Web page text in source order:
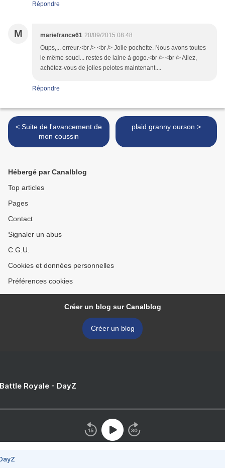
Répondre
M mariefrance61 20/09/2015 08:48
Oups,... erreur.<br /> <br /> Jolie pochette. Nous avons toutes
le même souci... restes de laine à gogo.<br /> <br /> Allez,
achètez-vous de jolies pelotes maintenant....
Répondre
< Suite de l'avancement de
mon coussin
plaid granny ourson >
Hébergé par Canalblog
Top articles
Pages
Contact
Signaler un abus
C.G.U.
Cookies et données personnelles
Préférences cookies
Créer un blog sur Canalblog
Créer un blog
Royale - DayZ